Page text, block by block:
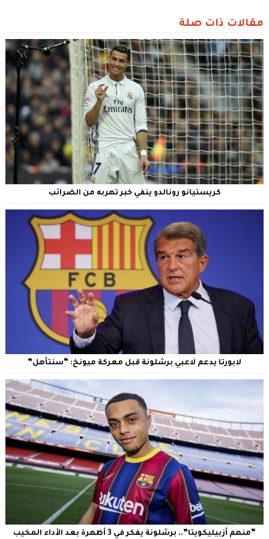
مقالات ذات صلة
كريستيانو رونالدو ينفي خبر تهربه من الضرائب
لابورتا يدعم لاعبي برشلونة قبل معركة ميونخ: “سنتأهل”
“منهم أزبيليكويتا”.. برشلونة يفكر في 3 أظهرة بعد الأداء المخيب